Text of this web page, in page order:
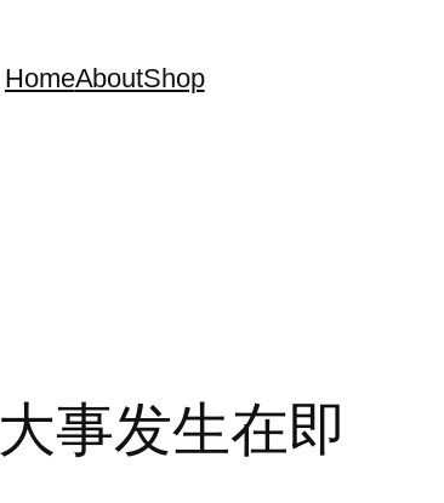
HomeAboutShop
大事发生在即